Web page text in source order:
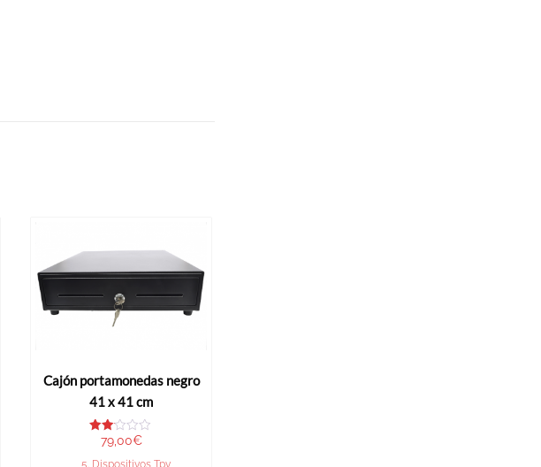
Cajón portamonedas negro
41 x 41 cm
Valo
con
79,00€
5. Dispositivos Tpv